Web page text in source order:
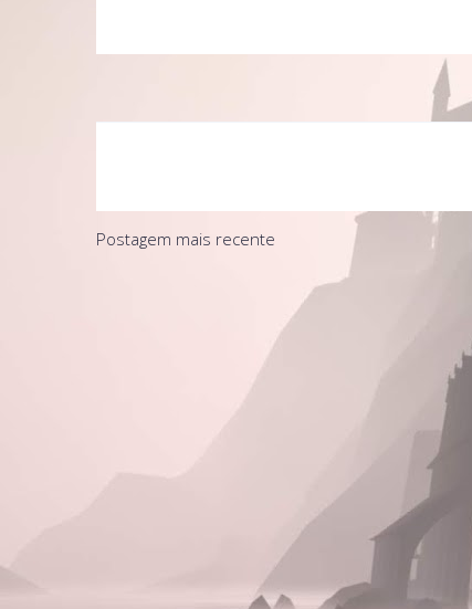
Postagem mais recente